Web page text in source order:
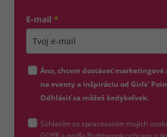
E-mail *
Áno, chcem dostávať
na eventy a inšpiráciu od Girls'
Odhlásiť sa môžeš kedykoľvek.
Súhlasím so spracovaním mojich